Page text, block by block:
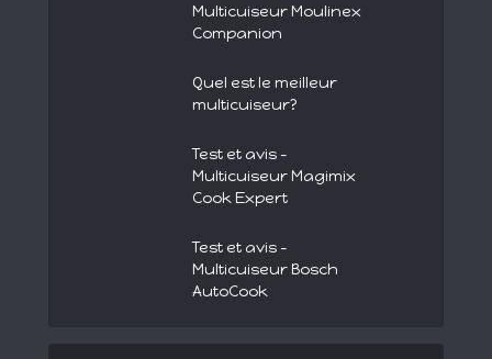
Multicuiseur Moulinex
Companion
Quel est le meilleur
multicuiseur?
Test et avis –
Multicuiseur Magimix
Cook Expert
Test et avis –
Multicuiseur Bosch
AutoCook